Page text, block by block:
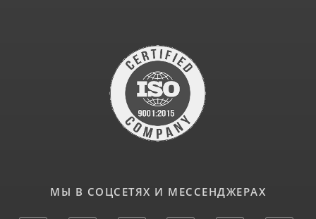
МЫ В СОЦСЕТЯХ И МЕССЕНДЖЕРАХ